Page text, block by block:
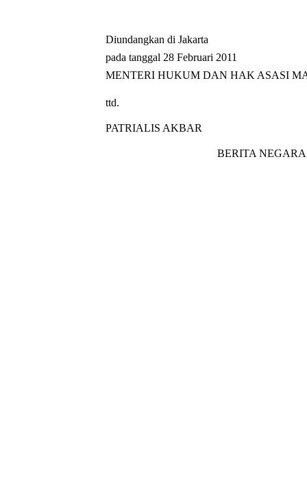
Diundangkan di Jakarta
pada tanggal 28 Februari 2011
MENTERI HUKUM DAN HAK ASASI
ttd.
PATRIALIS AKBAR
BERITA